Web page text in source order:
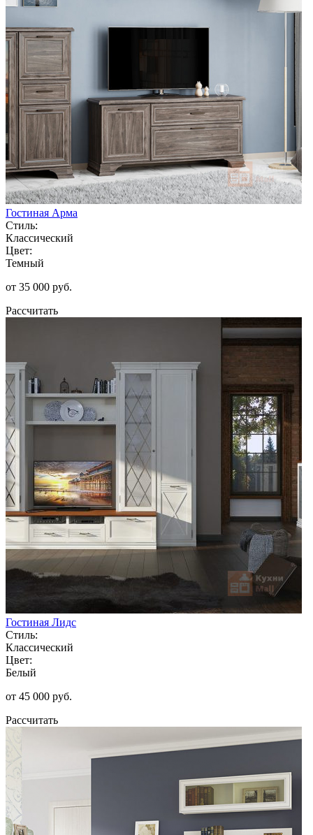
Гостиная Арма
Стиль:
Классический
Цвет:
Темный
от 35 000 руб.
Рассчитать
Гостиная Лидс
Стиль:
Классический
Цвет:
Белый
от 45 000 руб.
Рассчитать